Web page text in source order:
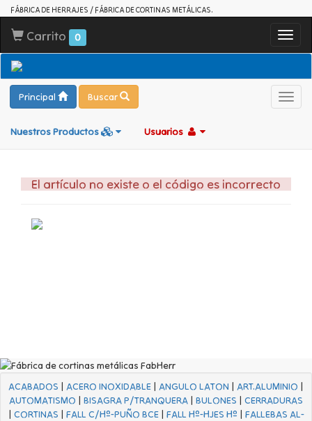
FÁBRICA DE HERRAJES / FÁBRICA DE CORTINAS METÁLICAS.
Carrito 0
Principal Buscar
Nuestros Productos Usuarios
El artículo no existe o el código es incorrecto
ACABADOS | ACERO INOXIDABLE | ANGULO LATON | ART.ALUMINIO |
AUTOMATISMO | BISAGRA P/TRANQUERA | BULONES | CERRADURAS
| CORTINAS | FALL C/Hº-PUÑO BCE| FALL Hº-HJES Hº | FALLEBAS AL-